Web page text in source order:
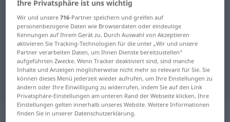
Deutsch-Französisch Wörterbuch
Deutsch-Französisch Übersetzung
für "aufgliedern"
"aufgliedern" Französisch
Übersetzung
„aufgliedern“: transitives Verb
Ihre Privatsphäre ist uns wichtig
Wir und unsere716-Partner speichern und greifen auf
personenbezogene Daten wie Browserdaten oder eindeutige
Kennungen auf Ihrem Gerät zu. Durch Auswahl von Akzeptieren
aktivieren Sie Tracking-Technologien für die unter „Wir und unsere
Partner verarbeiten Daten, um Ihnen Dienste bereitzustellen“
aufgeführten Zwecke. Wenn Tracker deaktiviert sind, sind manche
Inhalte und Anzeigen möglicherweise nicht mehr so relevant für Sie. Sie
können dieses Menü jederzeit wieder aufrufen, um Ihre Einstellungen zu
ändern oder Ihre Einwilligung zu widerrufen, indem Sie auf den Link
Privatsphäre-Einstellungen am unteren Rand der Webseite klicken. Ihre
Einstellungen gelten innerhalb unseres Website. Weitere Informationen
finden Sie in unserer Datenschutzerklärung.